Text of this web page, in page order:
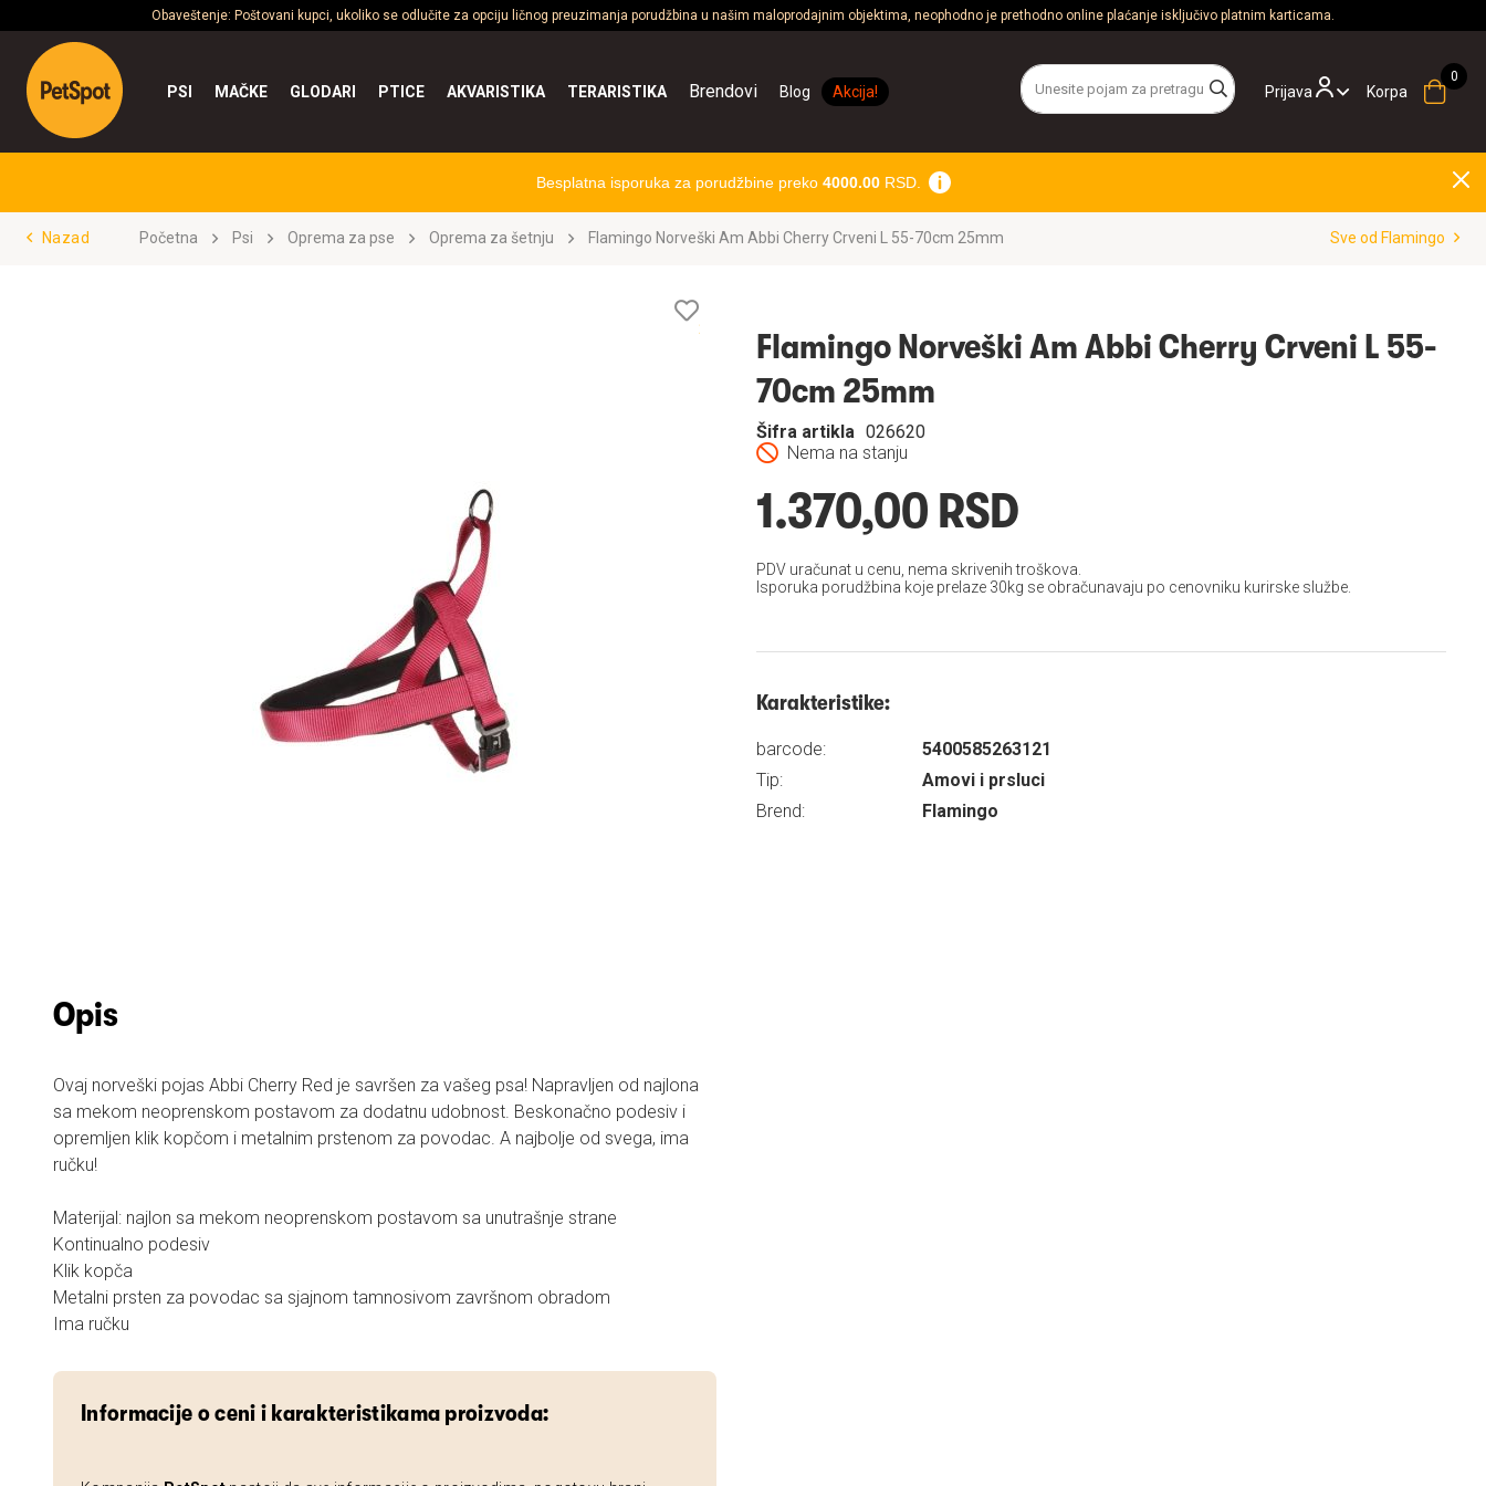
Obaveštenje: Poštovani kupci, ukoliko se odlučite za opciju ličnog preuzimanja porudžbina u našim maloprodajnim objektima, neophodno je prethodno online plaćanje isključivo platnim karticama.
Prijava
PSI MAČKE GLODARI PTICE AKVARISTIKA TERARISTIKA Brendovi Blog Akcija! Korpa
Besplatna isporuka za porudžbine preko 4000.00RSD.
Nazad Početna Psi Oprema za pse Oprema za šetnju Flamingo Norveški Am Abbi Cherry Crveni L 55-70cm 25mm Sve od Flamingo
Opis
Ovaj norveški pojas Abbi Cherry Red je savršen za vašeg psa! Napravljen od najlona
sa mekom neoprenskom postavom za dodatnu udobnost. Beskonačno podesiv i
opremljen klik kopčom i metalnim prstenom za povodac. A najbolje od svega, ima
ručku!
Materijal: najlon sa mekom neoprenskom postavom sa unutrašnje strane
Kontinualno podesiv
Klik kopča
Metalni prsten za povodac sa sjajnom tamnosivom završnom obradom
Ima ručku
Informacije o ceni i karakteristikama proizvoda:
želja
Flamingo Norveški Am Abbi Cherry Crveni L 55-
70cm 25mm
Nema na stanju
Šifra artikla 026620
1.370,00 RSD
PDV uračunat u cenu, nema skrivenih troškova.
Isporuka porudžbina koje prelaze 30kg se obračunavaju po cenovniku kurirske službe.
Karakteristike:
barcode:
5400585263121
Tip:
Amovi i prsluci
Brend:
Flamingo